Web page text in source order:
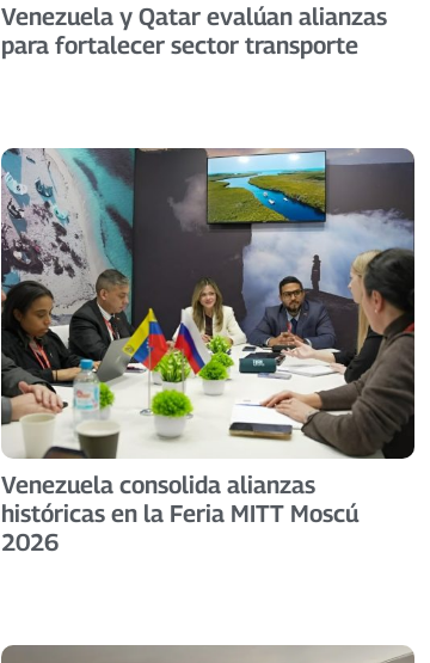
Venezuela y Qatar evalúan alianzas
para fortalecer sector transporte
Venezuela consolida alianzas
históricas en la Feria MITT Moscú
2026